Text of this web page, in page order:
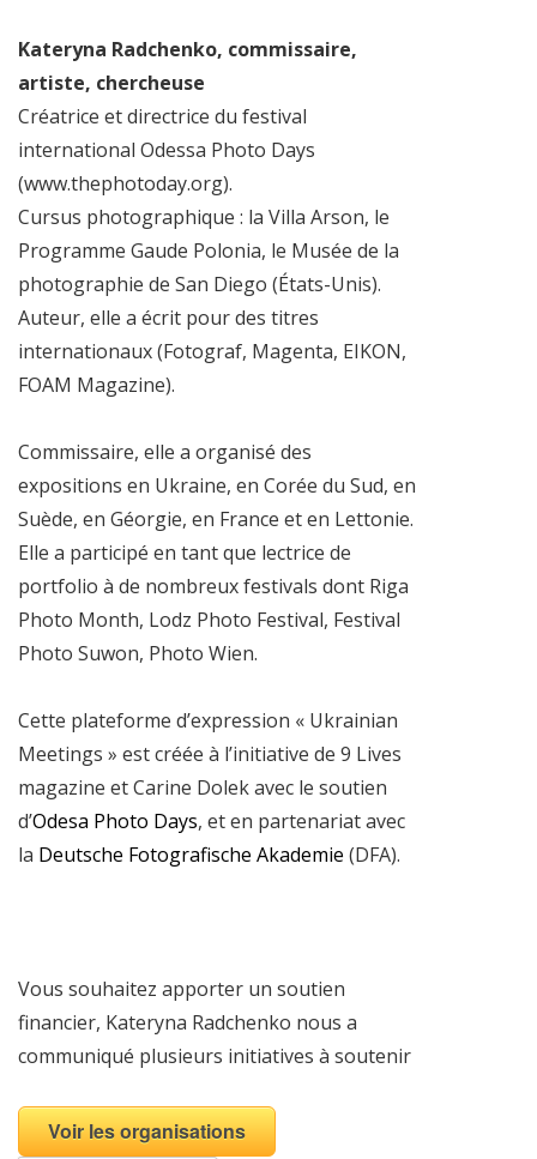
Kateryna Radchenko, commissaire,
artiste, chercheuse
Créatrice et directrice du festival
international Odessa Photo Days
(www.thephotoday.org).
Cursus photographique : la Villa Arson, le
Programme Gaude Polonia, le Musée de la
photographie de San Diego (États-Unis).
Auteur, elle a écrit pour des titres
internationaux (Fotograf, Magenta, EIKON,
FOAM Magazine).
Commissaire, elle a organisé des
expositions en Ukraine, en Corée du Sud, en
Suède, en Géorgie, en France et en Lettonie.
Elle a participé en tant que lectrice de
portfolio à de nombreux festivals dont Riga
Photo Month, Lodz Photo Festival, Festival
Photo Suwon, Photo Wien.
Cette plateforme d’expression « Ukrainian
Meetings » est créée à l’initiative de 9 Lives
magazine et Carine Dolek avec le soutien
d’Odesa Photo Days, et en partenariat avec
la Deutsche Fotografische Akademie (DFA).
Vous souhaitez apporter un soutien
financier, Kateryna Radchenko nous a
communiqué plusieurs initiatives à soutenir
Voir les organisations